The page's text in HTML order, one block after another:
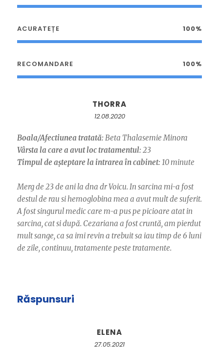
ACURATEȚE 100%
RECOMANDARE 100%
THORRA
12.08.2020
Boala/Afectiunea tratată: Beta Thalasemie Minora
Vârsta la care a avut loc tratamentul: 23
Timpul de așteptare la intrarea în cabinet: 10 minute
Merg de 23 de ani la dna dr Voicu. In sarcina mi-a fost
destul de rau si hemoglobina mea a avut mult de suferit.
A fost singurul medic care m-a pus pe picioare atat in
sarcina, cat si după. Cezariana a fost cruntă, am pierdut
mult sange, ca sa imi revin a trebuit sa iau timp de 6 luni
de zile, continuu, tratamente peste tratamente.
Răspunsuri
ELENA
27.05.2021